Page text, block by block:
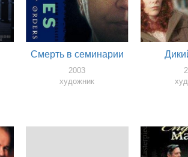
Смерть в семинарии
2003
художник